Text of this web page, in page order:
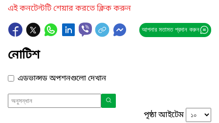
এই কনটেন্টটি শেয়ার করতে ক্লিক করুন
আপনার মতামত প্রদান করুন
নোটিশ
এডভান্সড অপশনগুলো দেখান
পৃষ্ঠা আইটেম